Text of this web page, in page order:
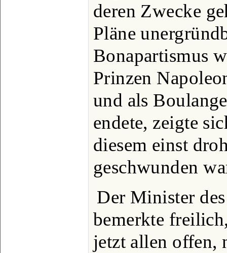
deren Zwecke
Pläne
Bonapartismus
Prinzen
und als
endete, zeigte
diesem einst
geschwunden
Der Minister
bemerkte
jetzt allen offen,